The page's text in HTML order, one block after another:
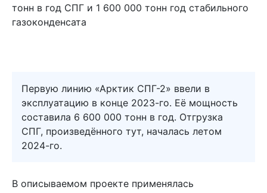
тонн в год СПГ и 1 600 000 тонн год стабильного
газоконденсата
Первую линию «Арктик СПГ-2» ввели в
эксплуатацию в конце 2023-го. Её мощность
составила 6 600 000 тонн в год. Отгрузка
СПГ, произведённого тут, началась летом
2024-го.
В описываемом проекте применялась